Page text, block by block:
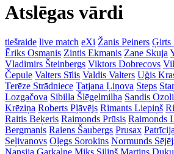
Atslēgas vārdi
tiešraide live match eXi Žanis Peiners Ģirts
Ēriks Osmanis Zintis Ekmanis Zane Skuja
Vladimirs Šteinbergs Viktors Dobrecovs
Čepule Valters Sīlis Valdis Valters Uģis
Terēze Strādniece Tatjana Ļiņova Steps
Lozgačova Sibilla Šlēgelmilha Sandis
Krēziņa Roberts Pļāvējs Rimants Liepiņš
Raitis Beķeris Raimonds Prūsis Raimonds
Bergmanis Raiens Šaubergs Prusax
Seļivanovs Oļegs Sorokins Normunds